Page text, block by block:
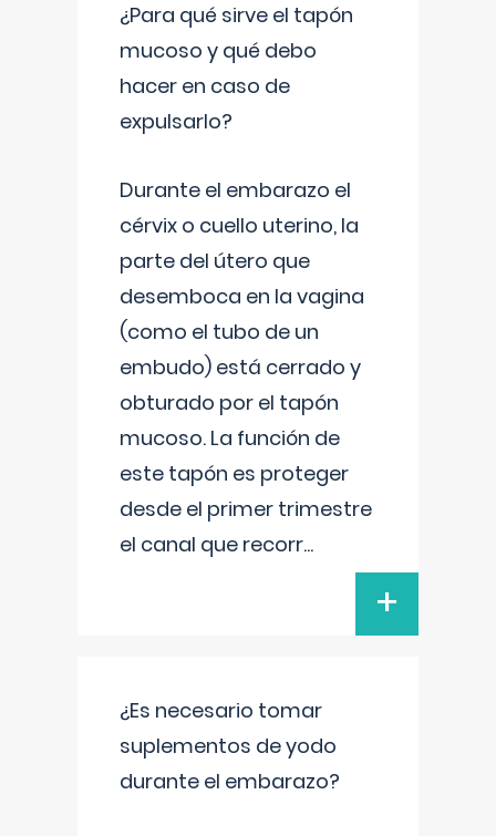
¿Para qué sirve el tapón
mucoso y qué debo
hacer en caso de
expulsarlo?
Durante el embarazo el
cérvix o cuello uterino, la
parte del útero que
desemboca en la vagina
(como el tubo de un
embudo) está cerrado y
obturado por el tapón
mucoso. La función de
este tapón es proteger
desde el primer trimestre
el canal que recorr...
+
¿Es necesario tomar
suplementos de yodo
durante el embarazo?